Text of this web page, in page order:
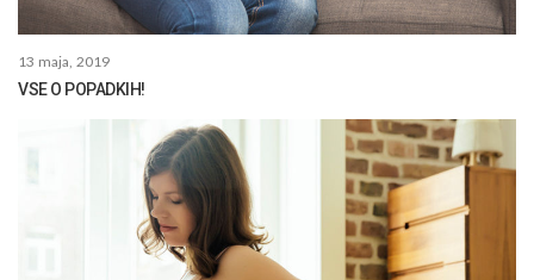
13 maja, 2019
VSE O POPADKIH!